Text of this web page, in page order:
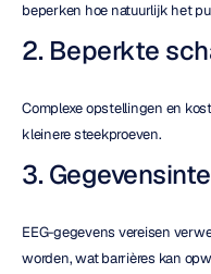
beperken hoe natuurlijk het
2. Beperkte
Complexe opstellingen en
kleinere steekproeven.
3.
EEG-gegevens vereisen
worden, wat barrières kan